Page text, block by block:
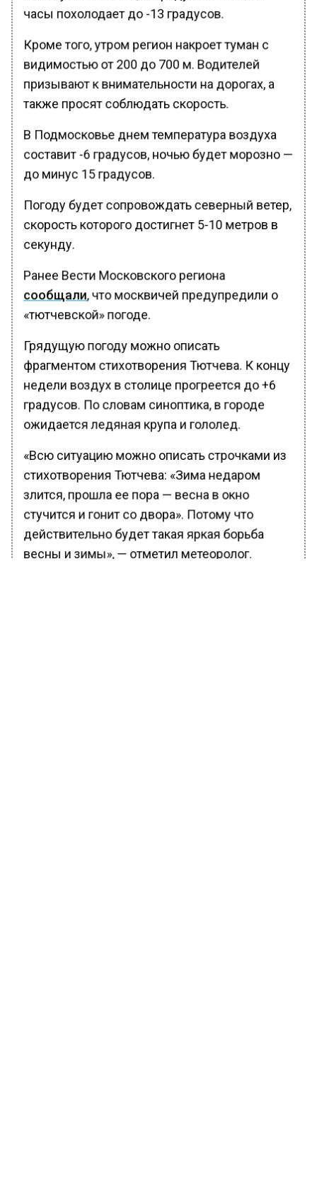
часы похолодает до -13 градусов.
Кроме того, утром регион накроет туман с
видимостью от 200 до 700 м. Водителей
призывают к внимательности на дорогах, а
также просят соблюдать скорость.
В Подмосковье днем температура воздуха
составит -6 градусов, ночью будет морозно —
до минус 15 градусов.
Погоду будет сопровождать северный ветер,
скорость которого достигнет 5-10 метров в
секунду.
Ранее Вести Московского региона
сообщали, что москвичей предупредили о
«тютчевской» погоде.
Грядущую погоду можно описать
фрагментом стихотворения Тютчева. К концу
недели воздух в столице прогреется до +6
градусов. По словам синоптика, в городе
ожидается ледяная крупа и гололед.
«Всю ситуацию можно описать строчками из
стихотворения Тютчева: «Зима недаром
злится, прошла ее пора — весна в окно
стучится и гонит со двора». Потому что
действительно будет такая яркая борьба
весны и зимы», — отметил метеоролог.